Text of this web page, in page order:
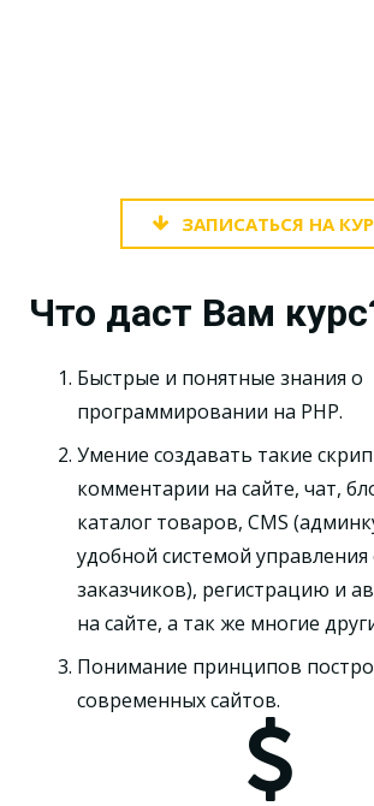
ЗАПИСАТЬСЯ НА
Что даст Вам
Быстрые и понятные знания о
программировании на PHP.
Умение создавать такие
комментарии на сайте, чат,
каталог товаров, CMS
удобной системой управления
заказчиков), регистрацию и
на сайте, а так же многие
Понимание принципов
современных сайтов.